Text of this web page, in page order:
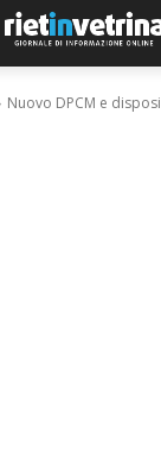
Nuovo DPCM e